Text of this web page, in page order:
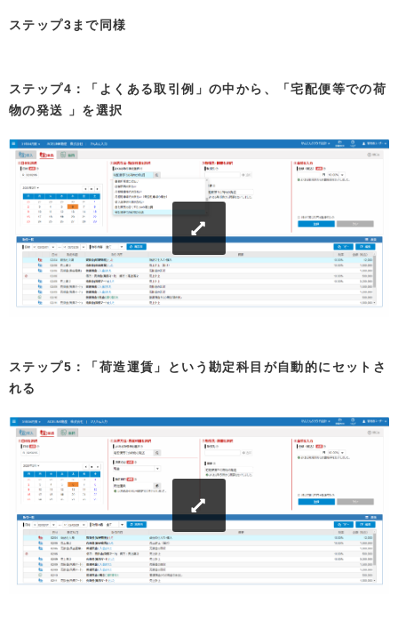
ステップ3まで同様
ステップ4：「よくある取引例」の中から、「宅配便等での荷
物の発送 」を選択
ステップ5：「荷造運賃」という勘定科目が自動的にセットさ
れる